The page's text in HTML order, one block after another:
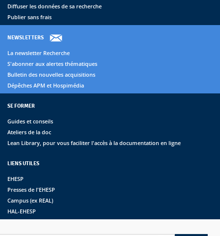
Diffuser les données de sa recherche
Publier sans frais
NEWSLETTERS
La newsletter Recherche
S'abonner aux alertes thématiques
Bulletin des nouvelles acquisitions
Dépêches APM et Hospimédia
SE FORMER
Guides et conseils
Ateliers de la doc
Lean Library, pour vous faciliter l'accès à la documentation en ligne
LIENS UTILES
EHESP
Presses de l'EHESP
Campus (ex REAL)
HAL-EHESP